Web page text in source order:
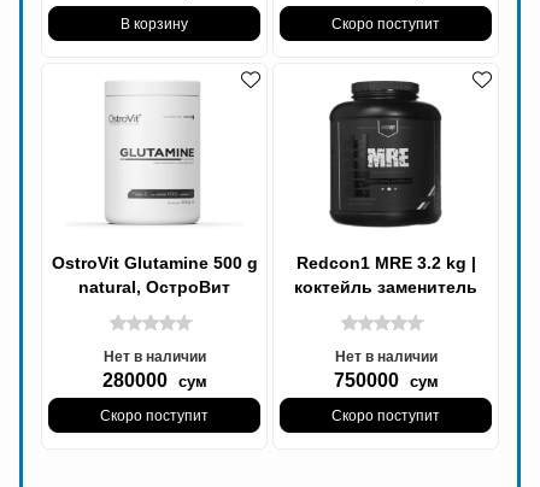
В корзину Скоро поступит
OstroVit Glutamine 500 g
natural, ОстроВит
Глутамине
Нет в наличии
280000 сум
Скоро поступит
Redcon1 MRE 3.2 kg |
коктейль заменитель
еды, Отлично подходит
для тех, кому
Нет в наличии
750000 сум
Скоро поступит